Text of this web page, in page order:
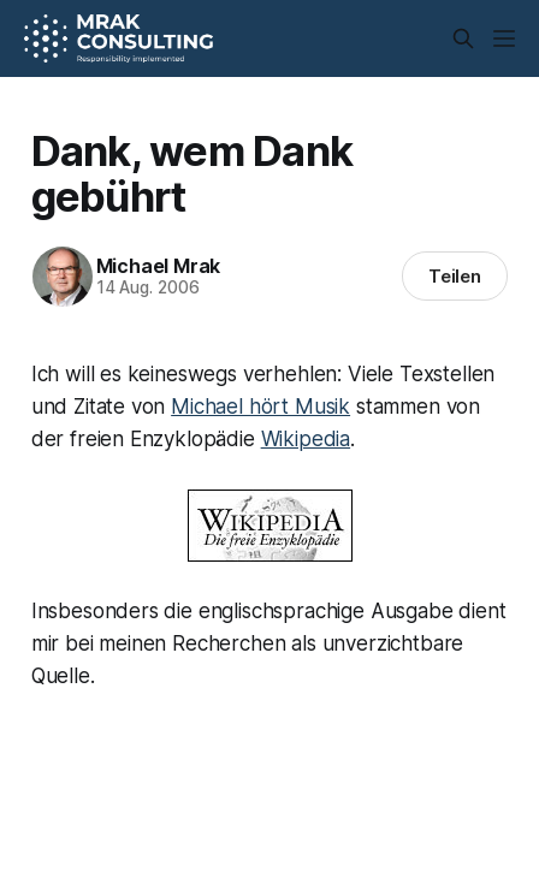
Dank, wem Dank
gebührt
Michael Mrak
14 Aug. 2006 Teilen
Ich will es keineswegs verhehlen: Viele Texstellen
und Zitate von Michael hört Musik stammen von
der freien Enzyklopädie Wikipedia.
Insbesonders die englischsprachige Ausgabe dient
mir bei meinen Recherchen als unverzichtbare
Quelle.